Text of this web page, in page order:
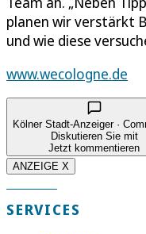
planen wir verstärkt
und wie diese
www.wecologne.de
Kölner Stadt-Anzeiger ·
Diskutieren Sie mit
Jetzt kommentieren
ANZEIGE X
SERVICES